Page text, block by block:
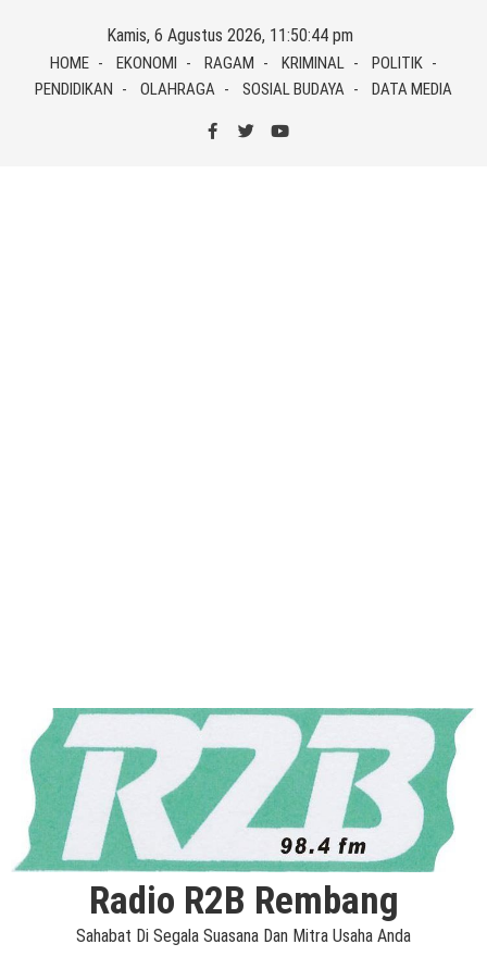
content
Kamis, 6 Agustus 2026, 11:50:44 pm
HOME EKONOMI RAGAM KRIMINAL
POLITIK
PENDIDIKAN
OLAHRAGA SOSIAL BUDAYA DATA MEDIA
Radio R2B Rembang
Sahabat Di Segala Suasana Dan Mitra Usaha Anda